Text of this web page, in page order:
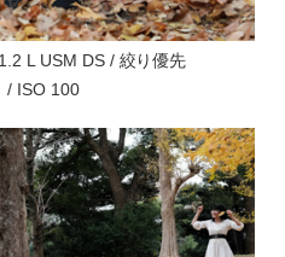
L USM DS / 絞り優先
/ ISO 100